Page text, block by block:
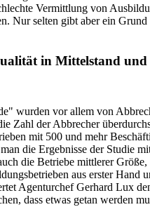
Vermittlung von
Nur selten gibt aber ein
in Mittelstand
wurden vor allem von
Zahl der Abbrecher
mit 500 und mehr
die Ergebnisse der Studie
die Betriebe mittlerer
aus erster
Agenturchef Gerhard Lux
dass etwas getan werden